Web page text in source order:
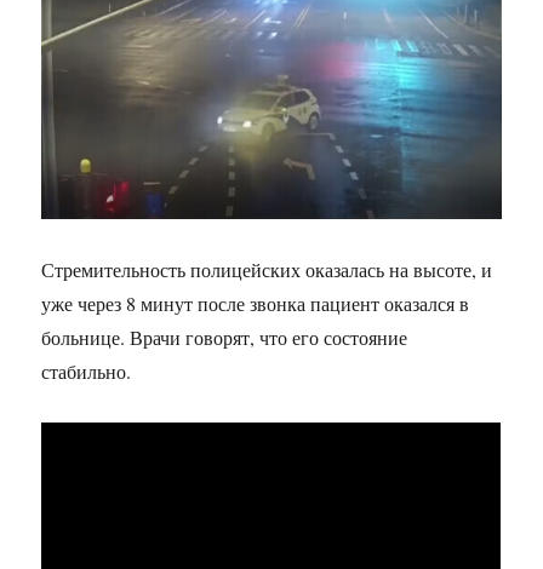
Стремительность полицейских оказалась на высоте, и
уже через 8 минут после звонка пациент оказался в
больнице. Врачи говорят, что его состояние
стабильно.